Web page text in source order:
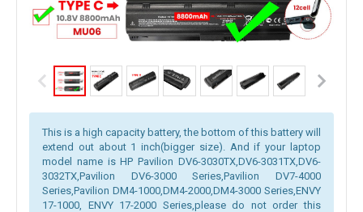
This is a high capacity battery, the bottom of this battery will
extend out about 1 inch(bigger size). And if your laptop
model name is HP Pavilion DV6-3030TX,DV6-3031TX,DV6-
3032TX,Pavilion DV6-3000 Series,Pavilion DV7-4000
Series,Pavilion DM4-1000,DM4-2000,DM4-3000 Series,ENVY
17-1000, ENVY 17-2000 Series,please do not order this